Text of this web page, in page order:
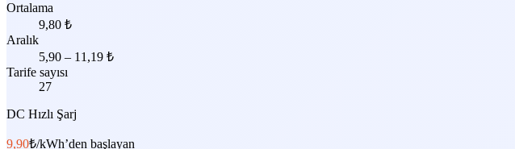
Ortalama
9,80 ₺
Aralık
5,90 – 11,19 ₺
Tarife sayısı
27
DC Hızlı Şarj
9,90₺/kWh’den başlayan